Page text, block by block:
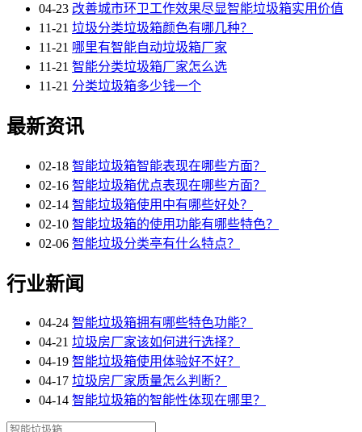
04-23 改善城市环卫工作效果尽显智能垃圾箱实用价值
11-21 垃圾分类垃圾箱颜色有哪几种？
11-21 哪里有智能自动垃圾箱厂家
11-21 智能分类垃圾箱厂家怎么选
11-21 分类垃圾箱多少钱一个
最新资讯
02-18 智能垃圾箱智能表现在哪些方面？
02-16 智能垃圾箱优点表现在哪些方面？
02-14 智能垃圾箱使用中有哪些好处？
02-10 智能垃圾箱的使用功能有哪些特色？
02-06 智能垃圾分类亭有什么特点？
行业新闻
04-24 智能垃圾箱拥有哪些特色功能？
04-21 垃圾房厂家该如何进行选择？
04-19 智能垃圾箱使用体验好不好？
04-17 垃圾房厂家质量怎么判断？
04-14 智能垃圾箱的智能性体现在哪里？